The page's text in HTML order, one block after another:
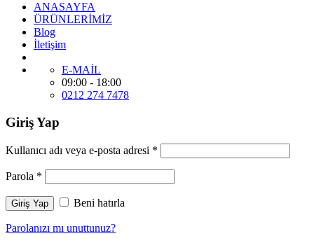
ANASAYFA
ÜRÜNLERİMİZ
Blog
İletişim
E-MAİL
09:00 - 18:00
0212 274 7478
Giriş Yap
Kullanıcı adı veya e-posta adresi *
Parola *
Giriş Yap Beni hatırla
Parolanızı mı unuttunuz?